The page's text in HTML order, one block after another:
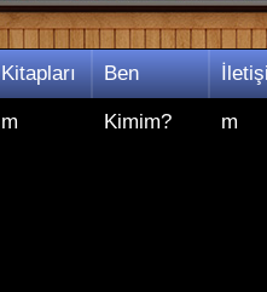
Kitapları
m
Ben
Kimim? m